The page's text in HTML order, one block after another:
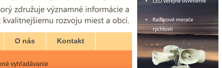
O nás Kontakt
vyhľadávanie